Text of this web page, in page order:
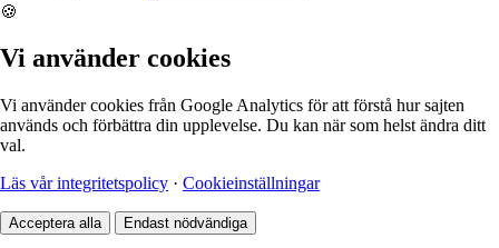
🍪
Vi använder cookies
Vi använder cookies från Google Analytics för att förstå hur sajten
används och förbättra din upplevelse. Du kan när som helst ändra ditt
val.
Läs vår integritetspolicy · Cookieinställningar
Acceptera alla Endast nödvändiga